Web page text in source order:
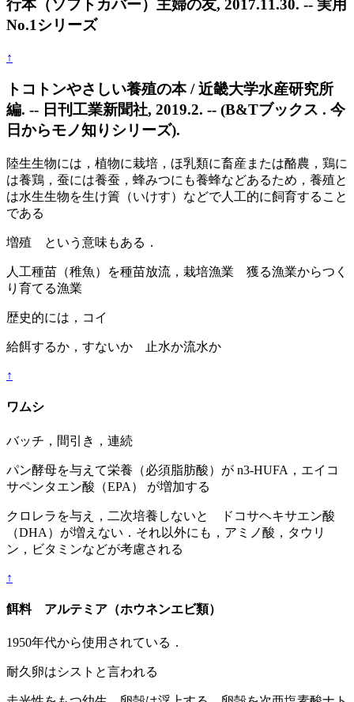
行本（ソフトカバー）主婦の友, 2017.11.30. -- 実用
No.1シリーズ
↑
トコトンやさしい養殖の本 / 近畿大学水産研究所
編. -- 日刊工業新聞社, 2019.2. -- (B&Tブックス . 今
日からモノ知りシリーズ).
陸生生物には，植物に栽培，ほ乳類に畜産または酪農，鶏に
は養鶏，蚕には養蚕，蜂みつにも養蜂などあるため，養殖と
は水生生物を生け簀（いけす）などで人工的に飼育すること
である
増殖 という意味もある．
人工種苗（稚魚）を種苗放流，栽培漁業 獲る漁業からつく
り育てる漁業
歴史的には，コイ
給餌するか，すないか 止水か流水か
↑
ワムシ
バッチ，間引き，連続
パン酵母を与えて栄養（必須脂肪酸）が n3-HUFA，エイコ
サペンタエン酸（EPA） が増加する
クロレラを与え，二次培養しないと ドコサヘキサエン酸
（DHA）が増えない．それ以外にも，アミノ酸，タウリ
ン，ビタミンなどが考慮される
↑
餌料 アルテミア（ホウネンエビ類）
1950年代から使用されている．
耐久卵はシストと言われる